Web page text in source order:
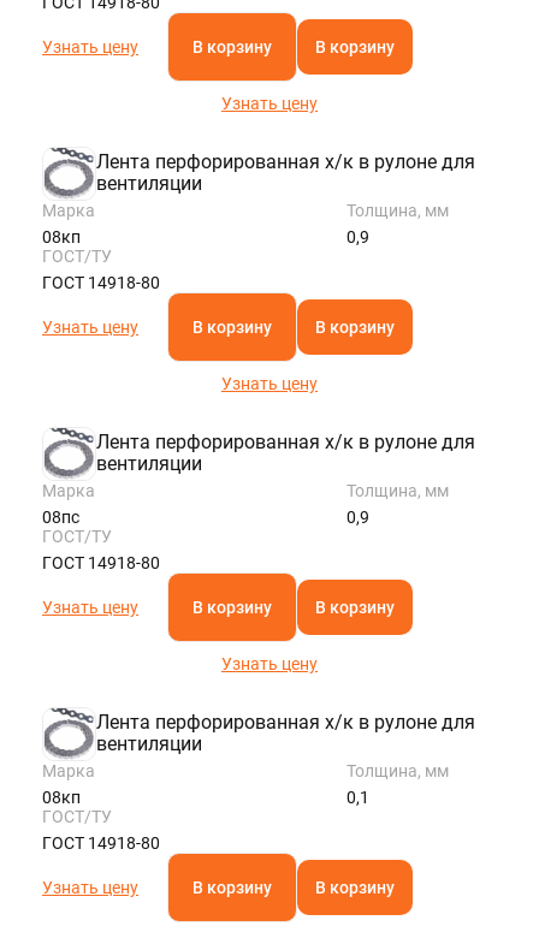
Узнать цену В корзину В корзину
Узнать цену
Лента перфорированная х/к в рулоне для
вентиляции
Марка
08кп
Толщина, мм
0,9
ГОСТ/ТУ
ГОСТ 14918-80
Узнать цену В корзину В корзину
Узнать цену
Лента перфорированная х/к в рулоне для
вентиляции
Марка
08пс
Толщина, мм
0,9
ГОСТ/ТУ
ГОСТ 14918-80
Узнать цену В корзину В корзину
Узнать цену
Лента перфорированная х/к в рулоне для
вентиляции
Марка
08кп
Толщина, мм
0,1
ГОСТ/ТУ
ГОСТ 14918-80
Узнать цену В корзину В корзину